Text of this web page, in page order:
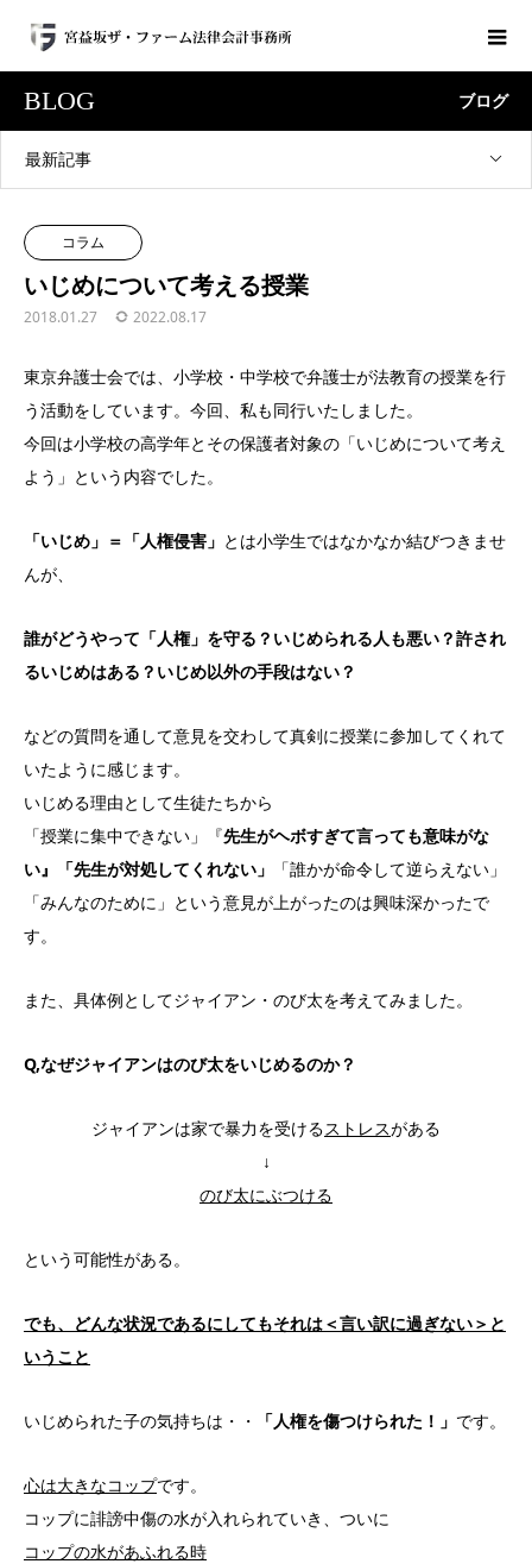
BLOG ブログ
最新記事
コラム
いじめについて考える授業
2018.01.27 2022.08.17
東京弁護士会では、小学校・中学校で弁護士が法教育の授業を行
う活動をしています。今回、私も同行いたしました。
今回は小学校の高学年とその保護者対象の「いじめについて考え
よう」という内容でした。
「いじめ」＝「人権侵害」 とは小学生ではなかなか結びつきませ
んが、
誰がどうやって「人権」を守る？いじめられる人も悪い？許され
るいじめはある？いじめ以外の手段はない？
などの質問を通して意見を交わして真剣に授業に参加してくれて
いたように感じます。
いじめる理由として生徒たちから
「授業に集中できない」『先生がヘボすぎて言っても意味がな
い』「先生が対処してくれない」
「誰かが命令して逆らえない」
「みんなのために」という意見が上がったのは興味深かったで
す。
また、具体例としてジャイアン・のび太を考えてみました。
Q,なぜジャイアンはのび太をいじめるのか？
ジャイアンは家で暴力を受けるストレスがある
↓
のび太にぶつける
という可能性がある。
でも、どんな状況であるにしてもそれは＜言い訳に過ぎない＞と
いうこと
いじめられた子の気持ちは・・ 「人権を傷つけられた！」 です。
心は大きなコップです。
コップに誹謗中傷の水が入れられていき、ついに
コップの水があふれる時